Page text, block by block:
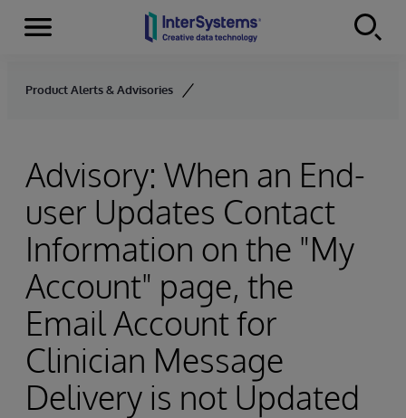
Skip to content
Menu
Product Alerts & Advisories
Advisory: When an End-
user Updates Contact
Information on the "My
Account" page, the
Email Account for
Clinician Message
Delivery is not Updated